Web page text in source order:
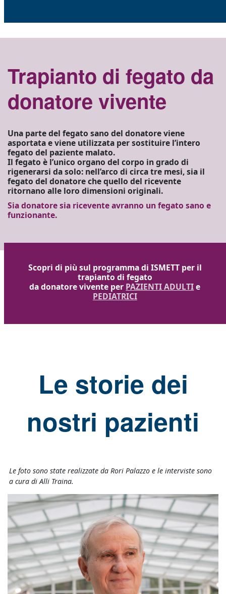
Trapianto di fegato da
donatore vivente
Una parte del fegato sano del donatore viene
asportata e viene utilizzata per sostituire l’intero
fegato del paziente malato.
Il fegato è l’unico organo del corpo in grado di
rigenerarsi da solo: nell’arco di circa tre mesi, sia il
fegato del donatore che quello del ricevente
ritornano alle loro dimensioni originali.
Sia donatore sia ricevente avranno un fegato sano e
funzionante.
Scopri di più sul programma di ISMETT per il
trapianto di fegato
da donatore vivente per PAZIENTI ADULTIe
PEDIATRICI
Le storie dei
nostri pazienti
Le foto sono state realizzate da Rori Palazzo e le interviste sono
a cura di Alli Traina.